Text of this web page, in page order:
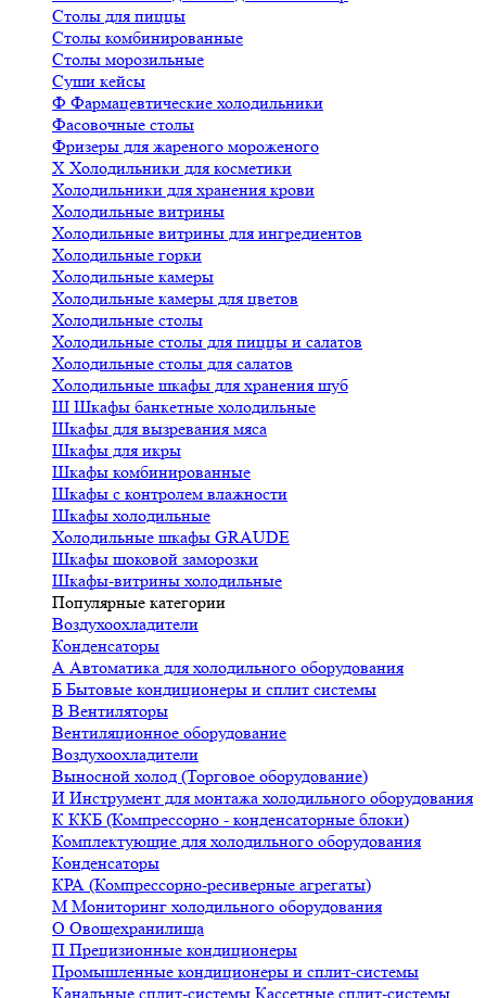
Столы для пиццы
Столы комбинированные
Столы морозильные
Суши кейсы
Ф Фармацевтические холодильники
Фасовочные столы
Фризеры для жареного мороженого
Х Холодильники для косметики
Холодильники для хранения крови
Холодильные витрины
Холодильные витрины для ингредиентов
Холодильные горки
Холодильные камеры
Холодильные камеры для цветов
Холодильные столы
Холодильные столы для пиццы и салатов
Холодильные столы для салатов
Холодильные шкафы для хранения шуб
Ш Шкафы банкетные холодильные
Шкафы для вызревания мяса
Шкафы для икры
Шкафы комбинированные
Шкафы с контролем влажности
Шкафы холодильные
Холодильные шкафы GRAUDE
Шкафы шоковой заморозки
Шкафы-витрины холодильные
Популярные категории
Воздухоохладители
Конденсаторы
А Автоматика для холодильного оборудования
Б Бытовые кондиционеры и сплит системы
В Вентиляторы
Вентиляционное оборудование
Воздухоохладители
Выносной холод (Торговое оборудование)
И Инструмент для монтажа холодильного оборудования
К ККБ (Компрессорно - конденсаторные блоки)
Комплектующие для холодильного оборудования
Конденсаторы
КРА (Компрессорно-ресиверные агрегаты)
М Мониторинг холодильного оборудования
О Овощехранилища
П Прецизионные кондиционеры
Промышленные кондиционеры и сплит-системы
Канальные сплит-системы Кассетные сплит-системы